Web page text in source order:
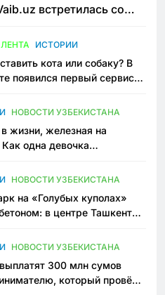
встретилась со
ИСТОРИИ
кота или собаку? В
появился первый сервис
НОВОСТИ УЗБЕКИСТАНА
жизни, железная на
Как одна девочка
НОВОСТИ УЗБЕКИСТАНА
на «Голубых куполах»
в центре Ташкента
НОВОСТИ УЗБЕКИСТАНА
300 млн сумов
который провёл